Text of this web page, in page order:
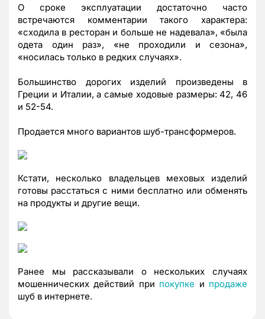
О сроке эксплуатации достаточно часто
встречаются комментарии такого характера:
«сходила в ресторан и больше не надевала», «была
одета один раз», «не проходили и сезона»,
«носилась только в редких случаях».
Большинство дорогих изделий произведены в
Греции и Италии, а самые ходовые размеры: 42, 46
и 52-54.
Продается много вариантов шуб-трансформеров.
Кстати, несколько владельцев меховых изделий
готовы расстаться с ними бесплатно или обменять
на продукты и другие вещи.
Ранее мы рассказывали о нескольких случаях
мошеннических действий при покупке и продаже
шуб в интернете.